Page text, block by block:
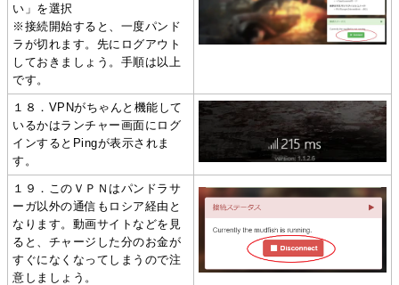
い」を選択
※接続開始すると、一度パンド
ラが切れます。先にログアウト
しておきましょう。手順は以上
です。
１８．VPNがちゃんと機能して
いるかはランチャー画面にログ
インするとPingが表示されま
す。
１９．このＶＰＮはパンドラサ
ーガ以外の通信もロシア経由と
なります。動画サイトなどを見
ると、チャージした分のお金が
すぐになくなってしまうので注
意しましょう。